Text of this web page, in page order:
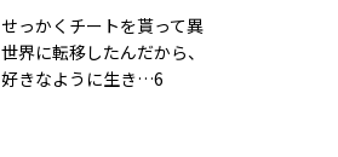
せっかくチートを貰って異
世界に転移したんだから、
好きなように生き…6